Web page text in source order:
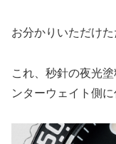
お分かりいただけた
これ、秒針の夜光
ンターウェイト側に